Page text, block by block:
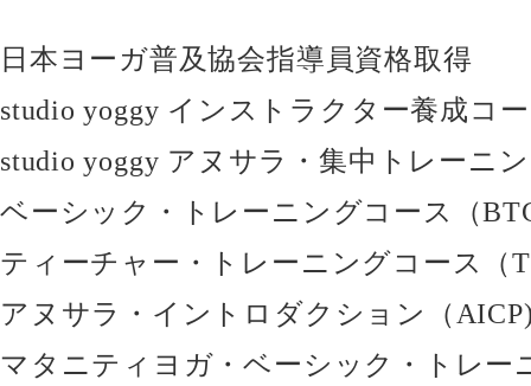
日本ヨーガ普及協会指導員資格取得
studio yoggy インストラクター養成コ
studio yoggy アヌサラ・集中トレーニ
ベーシック・トレーニングコース（
ティーチャー・トレーニングコース（
アヌサラ・イントロダクション（
マタニティヨガ・ベーシック・トレー